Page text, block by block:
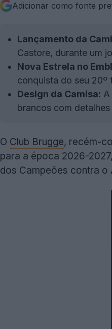
Adicionar como fonte
Lançamento da
Castore, durante um
Nova Estrela no
conquista do seu 20º
Design da Camisa: A
brancos com
O Club Brugge, recém-
para a época 2026-
dos Campeões contra o